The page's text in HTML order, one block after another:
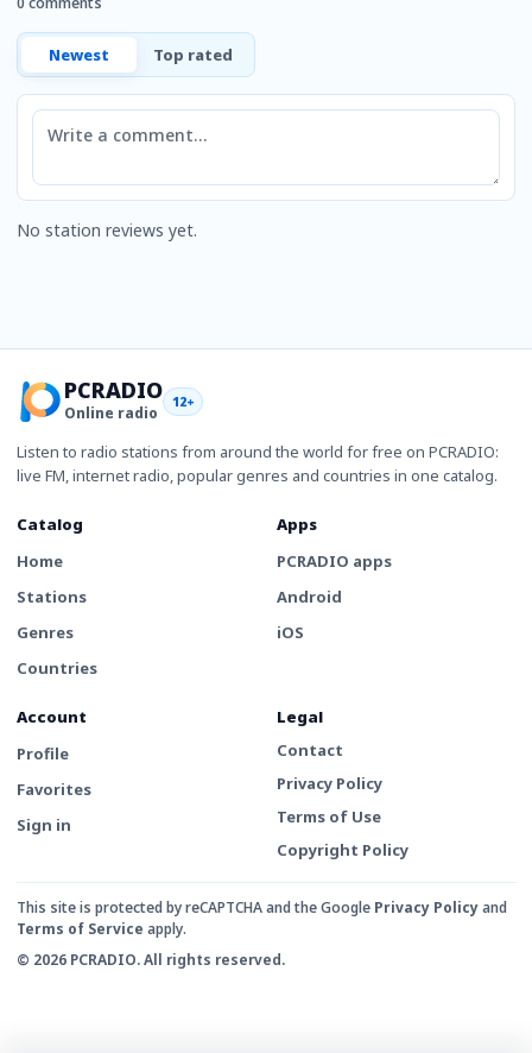
Newest Top rated
Comment
No station reviews yet.
PCRADIO
Online radio
12+
Listen to radio stations from around the world for free on PCRADIO:
live FM, internet radio, popular genres and countries in one catalog.
Catalog
Home
Stations
Genres
Countries
Apps
PCRADIO apps
Android
iOS
Account
Profile
Favorites
Sign in
Legal
Contact
Privacy Policy
Terms of Use
Copyright Policy
This site is protected by reCAPTCHA and the Google Privacy Policyand
Terms of Service apply.
© 2026 PCRADIO. All rights reserved.